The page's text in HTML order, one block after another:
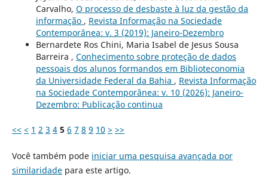
Carvalho, O processo de desbaste à luz da gestão da
informação , Revista Informação na Sociedade
Contemporânea: v. 3 (2019): Janeiro-Dezembro
Bernardete Ros Chini, Maria Isabel de Jesus Sousa
Barreira , Conhecimento sobre proteção de dados
pessoais dos alunos formandos em Biblioteconomia
da Universidade Federal da Bahia , Revista Informação
na Sociedade Contemporânea: v. 10 (2026): Janeiro-
Dezembro: Publicação continua
<< < 1 2 3 4 5 6 7 8 9 10 > >>
Você também pode iniciar uma pesquisa avançada por
similaridadepara este artigo.